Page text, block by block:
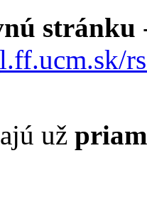
stránku
už